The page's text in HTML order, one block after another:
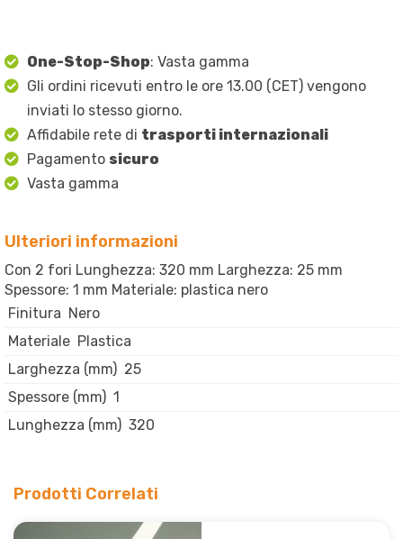
One-Stop-Shop: Vasta gamma
Gli ordini ricevuti entro le ore 13.00 (CET) vengono
inviati lo stesso giorno.
Affidabile rete di trasporti internazionali
Pagamento sicuro
Vasta gamma
Ulteriori informazioni
Con 2 fori Lunghezza: 320 mm Larghezza: 25 mm
Spessore: 1 mm Materiale: plastica nero
Finitura Nero
Materiale Plastica
Larghezza (mm) 25
Spessore (mm) 1
Lunghezza (mm) 320
Prodotti Correlati